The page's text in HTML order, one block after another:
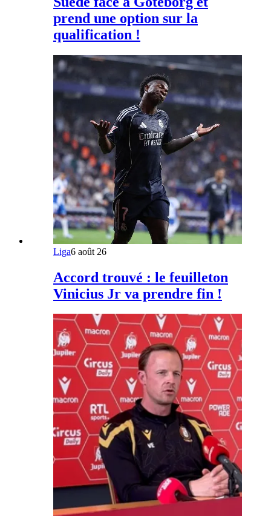
prend une option sur la
qualification !
Liga6 août 26
Accord trouvé : le feuilleton
Vinicius Jr va prendre fin !